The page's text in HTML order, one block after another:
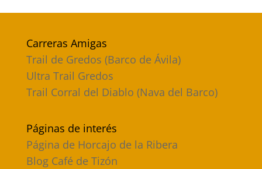
Carreras Amigas
Trail de Gredos (Barco de Ávila)
Ultra Trail Gredos
Trail Corral del Diablo (Nava del Barco)
Páginas de interés
Página de Horcajo de la Ribera
Blog Café de Tizón